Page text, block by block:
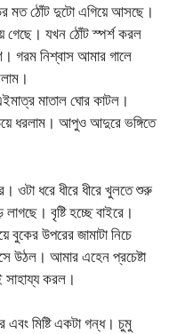
মত ঠোঁট দুটো এগিয়ে আসছে।
গেছে। যখন ঠোঁট স্পর্শ করল
গরম নিশ্বাস আমার গালে
মাতাল ঘোর কাটল।
ধরলাম। আপুও আদুরে ভঙ্গিতে
ওটা ধরে ধীরে ধীরে খুলতে শুরু
বৃষ্টি হচ্ছে বাইরে।
বুকের উপরের জামাটা নিচে
উঠল। আমার এহেন প্রচেষ্টা
করল।
মিষ্টি একটা গন্ধ। চুমু